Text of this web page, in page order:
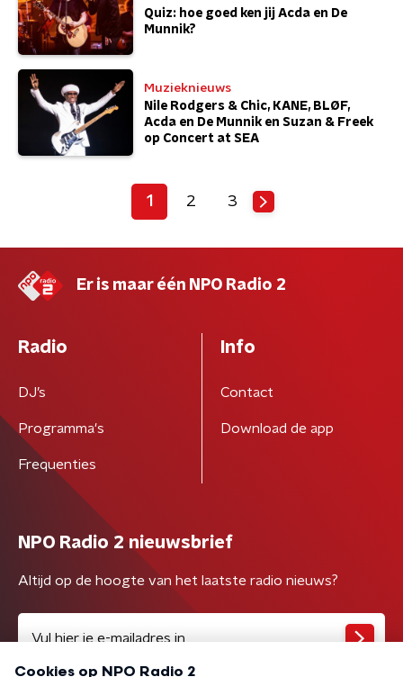
Quiz: hoe goed ken jij Acda en De
Munnik?
Muzieknieuws
Nile Rodgers & Chic, KANE, BLØF,
Acda en De Munnik en Suzan & Freek
op Concert at SEA
1 2 3
Er is maar één NPO Radio 2
Radio
DJ’s
Programma's
Frequenties
Info
Contact
Download de app
NPO Radio 2 nieuwsbrief
Altijd op de hoogte van het laatste radio nieuws?